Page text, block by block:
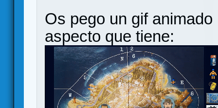
Os pego un gif
aspecto que tiene: